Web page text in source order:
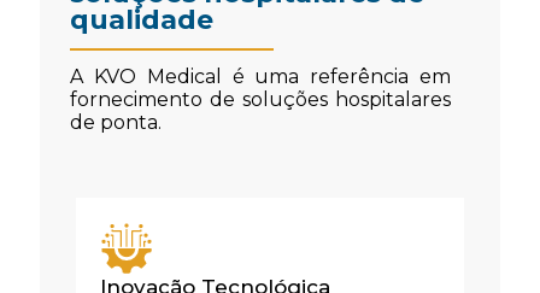
qualidade
A KVO Medical é uma referência em
fornecimento de soluções hospitalares
de ponta.
Inovação Tecnológica